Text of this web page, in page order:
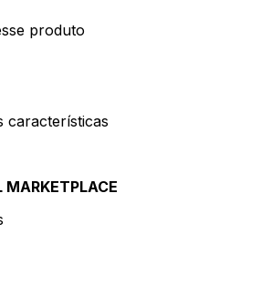
produto
características